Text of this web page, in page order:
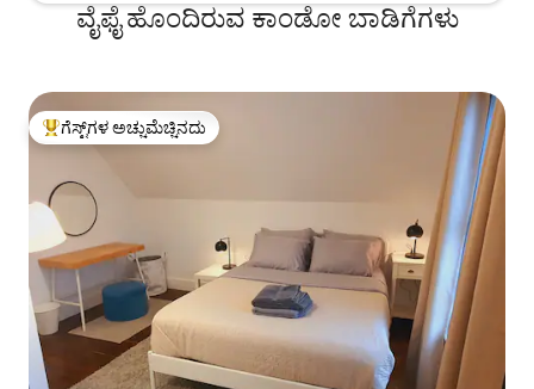
ವೈಫೈ ಹೊಂದಿರುವ ಕಾಂಡೋ ಬಾಡಿಗೆಗಳು
ಗೆಸ್ಟ್‌ಗಳಿಗೆ ಅತಿ ಹೆಚ್ಚು ಅಚ್ಚುಮೆಚ್ಚಿನದು
ಗೆಸ್ಟ್‌ಗಳ ಅಚ್ಚುಮೆಚ್ಚಿನದು